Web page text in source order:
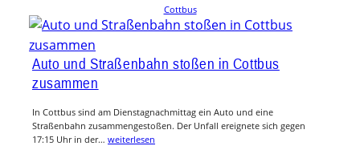
Cottbus
Auto und Straßenbahn stoßen in Cottbus
zusammen
In Cottbus sind am Dienstagnachmittag ein Auto und eine
Straßenbahn zusammengestoßen. Der Unfall ereignete sich gegen
17:15 Uhr in der… weiterlesen